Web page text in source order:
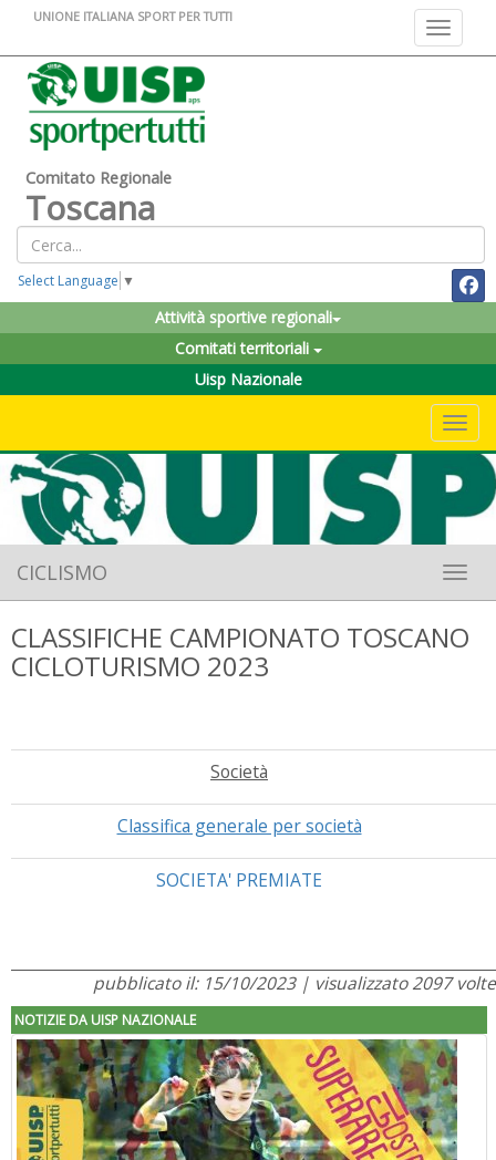
Toggle
UNIONE ITALIANA SPORT PER TUTTI
Comitato Regionale
Toscana
Select Language ▼
Attività sportive regionali
Comitati territoriali
Uisp Nazionale
CICLISMO
CLASSIFICHE CAMPIONATO TOSCANO
CICLOTURISMO 2023
Società
Classifica generale per società
SOCIETA' PREMIATE
pubblicato il: 15/10/2023 | visualizzato 2097 volte
NOTIZIE DA UISP NAZIONALE